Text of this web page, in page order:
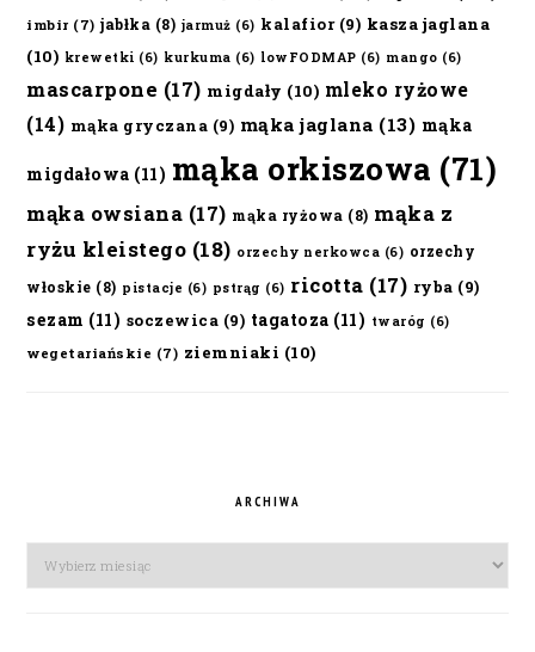
imbir (7) jabłka (8) jarmuż (6) kalafior(9) kasza jaglana
(10) krewetki (6) kurkuma (6) lowFODMAP (6) mango (6)
mascarpone (17) migdały (10) mleko ryżowe
(14) mąka gryczana (9) mąka jaglana (13) mąka
migdałowa (11) mąka orkiszowa (71)
mąka owsiana (17) mąka ryżowa (8) mąka z
ryżu kleistego (18) orzechy nerkowca (6) orzechy
włoskie (8) pistacje (6) pstrąg (6) ricotta (17) ryba (9)
sezam (11) soczewica (9) tagatoza (11) twaróg (6)
wegetariańskie (7) ziemniaki (10)
ARCHIWA
Archiwa